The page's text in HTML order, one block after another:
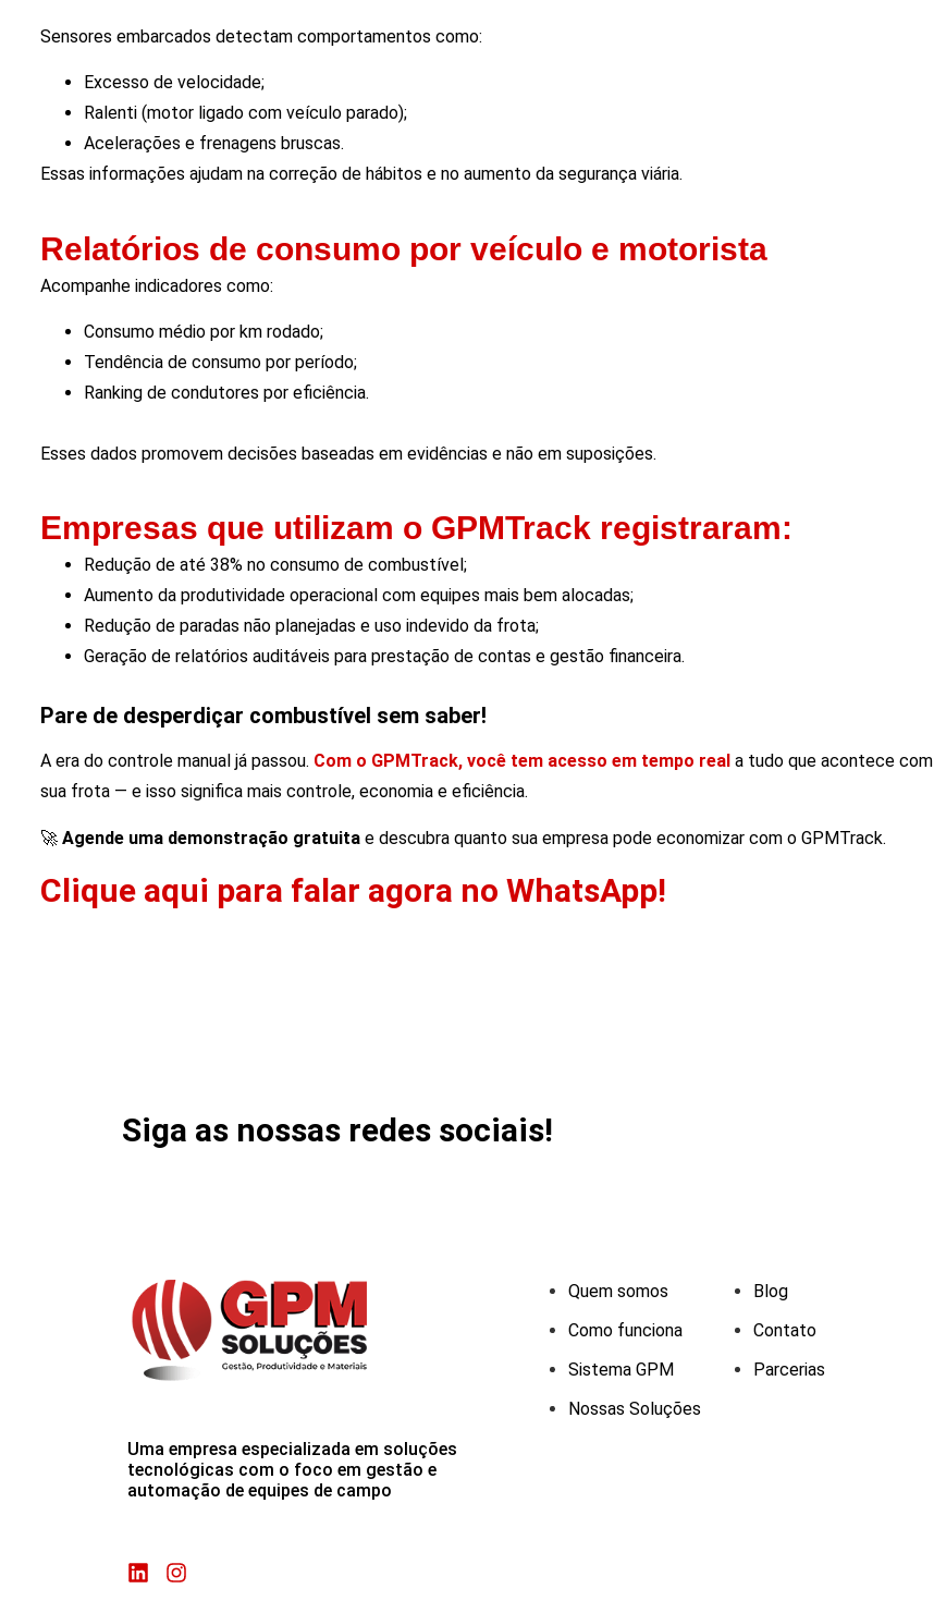
Sensores embarcados detectam comportamentos como:
Excesso de velocidade;
Ralenti (motor ligado com veículo parado);
Acelerações e frenagens bruscas.
Essas informações ajudam na correção de hábitos e no aumento da segurança viária.
Relatórios de consumo por veículo e motorista
Acompanhe indicadores como:
Consumo médio por km rodado;
Tendência de consumo por período;
Ranking de condutores por eficiência.
Esses dados promovem decisões baseadas em evidências e não em suposições.
Empresas que utilizam o GPMTrack registraram:
Redução de até 38% no consumo de combustível;
Aumento da produtividade operacional com equipes mais bem alocadas;
Redução de paradas não planejadas e uso indevido da frota;
Geração de relatórios auditáveis para prestação de contas e gestão financeira.
Pare de desperdiçar combustível sem saber!
A era do controle manual já passou. Com o GPMTrack, você tem acesso em tempo real a tudo que acontece com
sua frota — e isso significa mais controle, economia e eficiência.
🚀 Agende uma demonstração gratuita e descubra quanto sua empresa pode economizar com o GPMTrack.
Clique aqui para falar agora no WhatsApp!
Siga as nossas redes sociais!
Uma empresa especializada em soluções
tecnológicas com o foco em gestão e
automação de equipes de campo
Quem somos
Como funciona
Sistema GPM
Nossas Soluções
Blog
Contato
Parcerias